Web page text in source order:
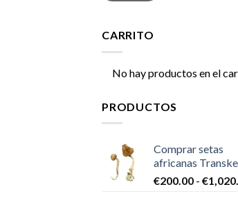
CARRITO
No hay productos en el
PRODUCTOS
Comprar setas
africanas
€200.00 - €